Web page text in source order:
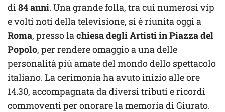
di 84 anni. Una grande folla, tra cui numerosi vip
e volti noti della televisione, si è riunita oggi a
Roma, presso la chiesa degli Artisti in Piazza del
Popolo, per rendere omaggio a una delle
personalità più amate del mondo dello spettacolo
italiano. La cerimonia ha avuto inizio alle ore
14.30, accompagnata da diversi tributi e ricordi
commoventi per onorare la memoria di Giurato.